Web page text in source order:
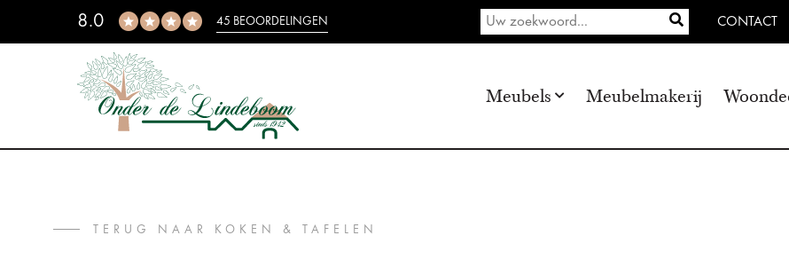
8.0 45 BEOORDELINGEN CONTACT
Meubels Meubelmakerij
TERUG NAAR KOKEN & TAFELEN